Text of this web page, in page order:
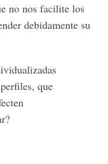
no nos facilite los
debidamente su
que